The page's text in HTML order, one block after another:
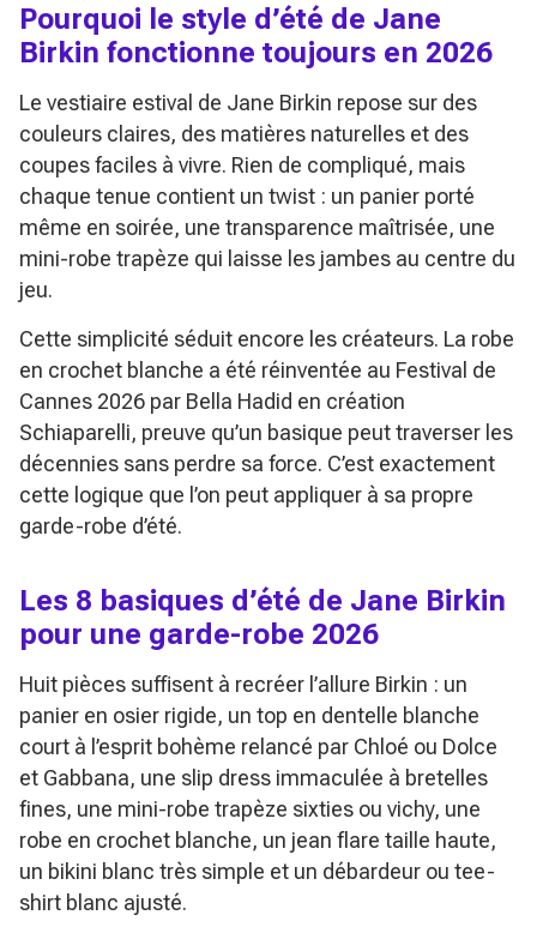
Pourquoi le style d’été de Jane
Birkin fonctionne toujours en 2026
Le vestiaire estival de Jane Birkin repose sur des
couleurs claires, des matières naturelles et des
coupes faciles à vivre. Rien de compliqué, mais
chaque tenue contient un twist : un panier porté
même en soirée, une transparence maîtrisée, une
mini-robe trapèze qui laisse les jambes au centre du
jeu.
Cette simplicité séduit encore les créateurs. La robe
en crochet blanche a été réinventée au Festival de
Cannes 2026 par Bella Hadid en création
Schiaparelli, preuve qu’un basique peut traverser les
décennies sans perdre sa force. C’est exactement
cette logique que l’on peut appliquer à sa propre
garde-robe d’été.
Les 8 basiques d’été de Jane Birkin
pour une garde-robe 2026
Huit pièces suffisent à recréer l’allure Birkin : un
panier en osier rigide, un top en dentelle blanche
court à l’esprit bohème relancé par Chloé ou Dolce
et Gabbana, une slip dress immaculée à bretelles
fines, une mini-robe trapèze sixties ou vichy, une
robe en crochet blanche, un jean flare taille haute,
un bikini blanc très simple et un débardeur ou tee-
shirt blanc ajusté.